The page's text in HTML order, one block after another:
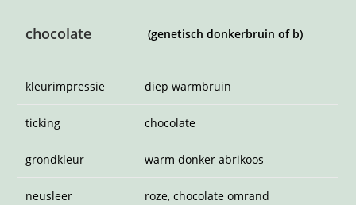
kleurimpressie
blauwgrijs met zachte warme
ticking staalblauw
grondkleur havermoutkleurig
neusleer roze, staalblauw omrand
voetzolen blauw